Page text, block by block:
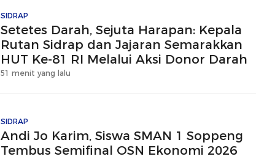
SIDRAP
Setetes Darah, Sejuta Harapan: Kepala
Rutan Sidrap dan Jajaran Semarakkan
HUT Ke-81 RI Melalui Aksi Donor Darah
51 menit yang lalu
SIDRAP
Andi Jo Karim, Siswa SMAN 1 Soppeng
Tembus Semifinal OSN Ekonomi 2026